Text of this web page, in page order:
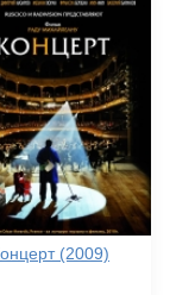
(2009)